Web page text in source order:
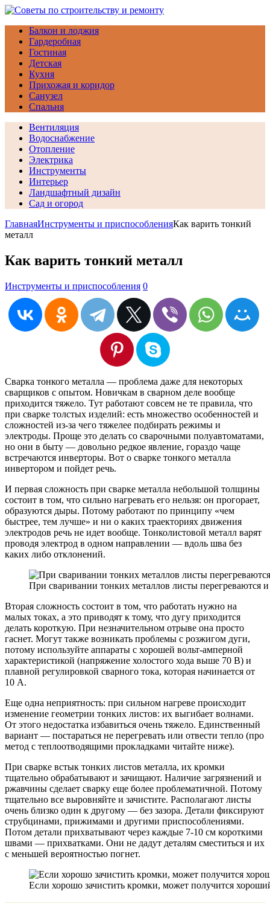
Балкон и лоджия
Гардеробная
Гостиная
Детская
Кухня
Прихожая и коридор
Санузел
Спальня
Вентиляция
Водоснабжение
Отопление
Электрика
Инструменты
Интерьер
Ландшафтный дизайн
Сад и огород
ГлавнаяИнструменты и приспособленияКак варить тонкий
металл
Как варить тонкий металл
Инструменты и приспособления 0
Сварка тонкого металла — проблема даже для некоторых
сварщиков с опытом. Новичкам в сварном деле вообще
приходится тяжело. Тут работают совсем не те правила, что
при сварке толстых изделий: есть множество особенностей и
сложностей из-за чего тяжелее подбирать режимы и
электроды. Проще это делать со сварочными полуавтоматами,
но они в быту — довольно редкое явление, гораздо чаще
встречаются инверторы. Вот о сварке тонкого металла
инвертором и пойдет речь.
И первая сложность при сварке металла небольшой толщины
состоит в том, что сильно нагревать его нельзя: он прогорает,
образуются дыры. Потому работают по принципу «чем
быстрее, тем лучше» и ни о каких траекториях движения
электродов речь не идет вообще. Тонколистовой металл варят
проводя электрод в одном направлении — вдоль шва без
каких либо отклонений.
При сваривании тонких металлов листы перегреваются
Вторая сложность состоит в том, что работать нужно на
малых токах, а это приводят к тому, что дугу приходится
делать короткую. При незначительном отрыве она просто
гаснет. Могут также возникать проблемы с розжигом дуги,
потому используйте аппараты с хорошей вольт-амперной
характеристикой (напряжение холостого хода выше 70 В) и
плавной регулировкой сварного тока, которая начинается от
10 А.
Еще одна неприятность: при сильном нагреве происходит
изменение геометрии тонких листов: их выгибает волнами.
От этого недостатка избавиться очень тяжело. Единственный
вариант — постараться не перегревать или отвести тепло (про
метод с теплоотводящими прокладками читайте ниже).
При сварке встык тонких листов металла, их кромки
тщательно обрабатывают и зачищают. Наличие загрязнений и
ржавчины сделает сварку еще более проблематичной. Потому
тщательно все выровняйте и зачистите. Располагают листы
очень близко один к другому — без зазора. Детали фиксируют
струбцинами, прижимами и другими приспособлениями.
Потом детали прихватывают через каждые 7-10 см короткими
швами — прихватками. Они не дадут деталям сместиться и их
с меньшей вероятностью погнет.
Если хорошо зачистить кромки, может получится